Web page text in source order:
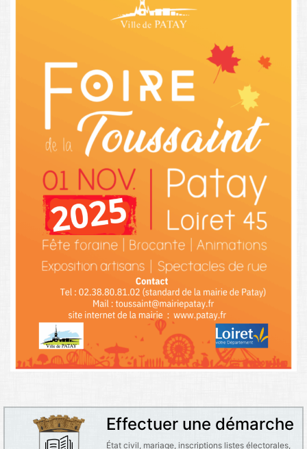
Effectuer une démarche
État civil, mariage, inscriptions listes électorales,